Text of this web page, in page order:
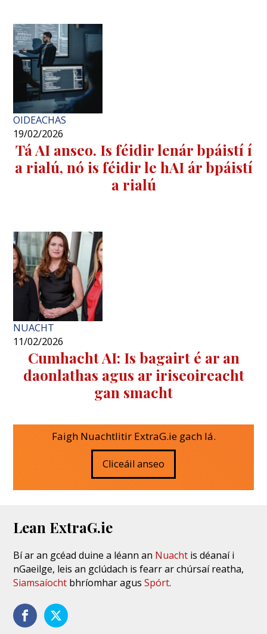
OIDEACHAS
19/02/2026
Tá AI anseo. Is féidir lenár bpáistí í
a rialú, nó is féidir le hAI ár bpáistí
a rialú
NUACHT
11/02/2026
Cumhacht AI: Is bagairt é ar an
daonlathas agus ar iriseoireacht
gan smacht
Faigh Nuachtlitir ExtraG.ie gach lá.
Cliceáil anseo
Lean ExtraG.ie
Bí ar an gcéad duine a léann an Nuacht is déanaí i
nGaeilge, leis an gclúdach is fearr ar chúrsaí reatha,
Siamsaíocht bhríomhar agusSpórt.